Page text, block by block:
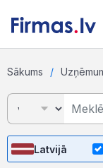
Sākums
Latvijā